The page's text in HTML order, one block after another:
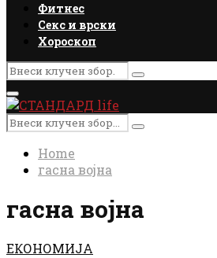
Фитнес
Секс и врски
Хороскоп
Search
for:
Search
Primary
Menu
Search
for:
Search
Home
гасна војна
гасна војна
ЕКОНОМИЈА